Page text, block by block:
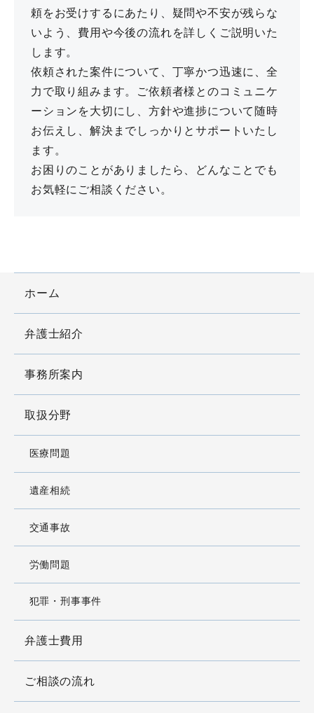
頼をお受けするにあたり、疑問や不安が残らな
いよう、費用や今後の流れを詳しくご説明いた
します。
依頼された案件について、丁寧かつ迅速に、全
力で取り組みます。ご依頼者様とのコミュニケ
ーションを大切にし、方針や進捗について随時
お伝えし、解決までしっかりとサポートいたし
ます。
お困りのことがありましたら、どんなことでも
お気軽にご相談ください。
ホーム
弁護士紹介
事務所案内
取扱分野
医療問題
遺産相続
交通事故
労働問題
犯罪・刑事事件
弁護士費用
ご相談の流れ